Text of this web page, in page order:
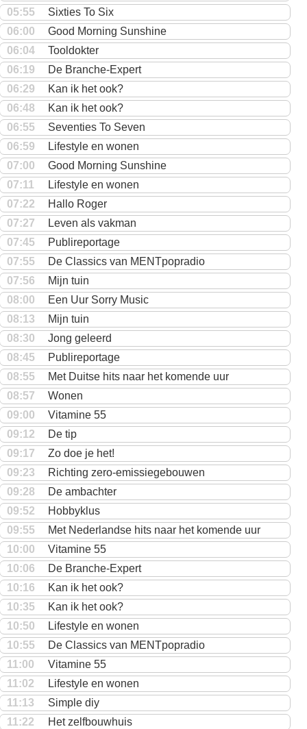
05:55
Sixties To Six
06:00
Good Morning Sunshine
06:04
Tooldokter
06:19
De Branche-Expert
06:29
Kan ik het ook?
06:48
Kan ik het ook?
06:55
Seventies To Seven
06:59
Lifestyle en wonen
07:00
Good Morning Sunshine
07:11
Lifestyle en wonen
07:22
Hallo Roger
07:27
Leven als vakman
07:45
Publireportage
07:55
De Classics van MENTpopradio
07:56
Mijn tuin
08:00
Een Uur Sorry Music
08:13
Mijn tuin
08:30
Jong geleerd
08:45
Publireportage
08:55
Met Duitse hits naar het komende uur
08:57
Wonen
09:00
Vitamine 55
09:12
De tip
09:17
Zo doe je het!
09:23
Richting zero-emissiegebouwen
09:28
De ambachter
09:52
Hobbyklus
09:55
Met Nederlandse hits naar het komende uur
10:00
Vitamine 55
10:06
De Branche-Expert
10:16
Kan ik het ook?
10:35
Kan ik het ook?
10:50
Lifestyle en wonen
10:55
De Classics van MENTpopradio
11:00
Vitamine 55
11:02
Lifestyle en wonen
11:13
Simple diy
11:22
Het zelfbouwhuis